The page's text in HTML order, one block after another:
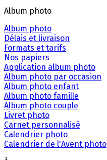
Album photo
Album photo
Délais et livraison
Formats et tarifs
Nos papiers
Application album photo
Album photo par occasion
Album photo enfant
Album photo famille
Album photo couple
Livret photo
Carnet personnalisé
Calendrier photo
Calendrier de l'Avent photo